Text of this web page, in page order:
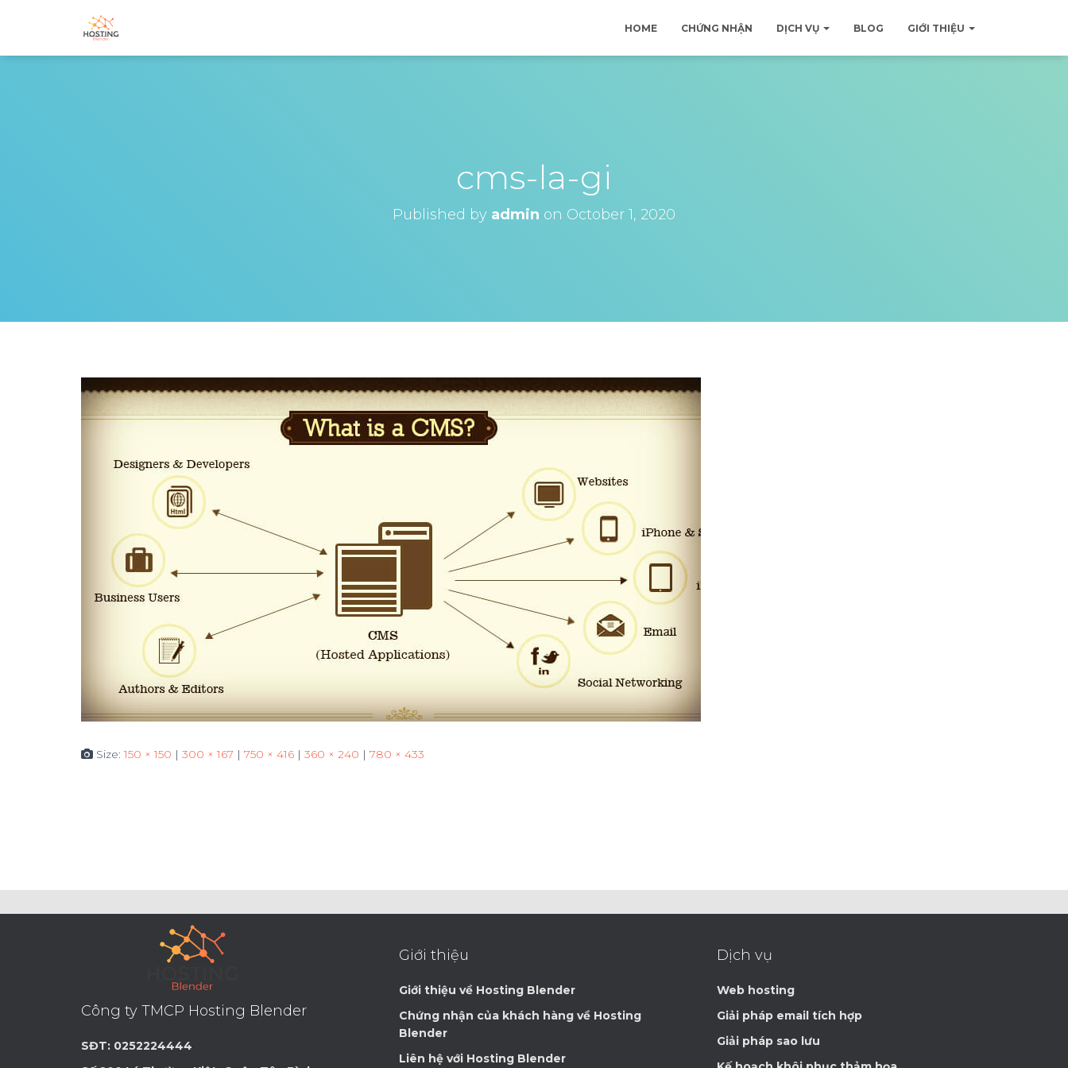
HOME CHỨNG NHẬN DỊCH VỤ BLOG GIỚI THIỆU
cms-la-gi
Published by admin on October 1, 2020
Size:150 × 150 | 300 × 167 | 750 × 416 | 360 × 240 | 780 × 433
Công ty TMCP Hosting Blender
SĐT: 0252224444
Giới thiệu
Giới thiệu về Hosting Blender
Chứng nhận của khách hàng về Hosting
Blender
Liên hệ với Hosting Blender
Dịch vụ
Web hosting
Giải pháp email tích hợp
Giải pháp sao lưu